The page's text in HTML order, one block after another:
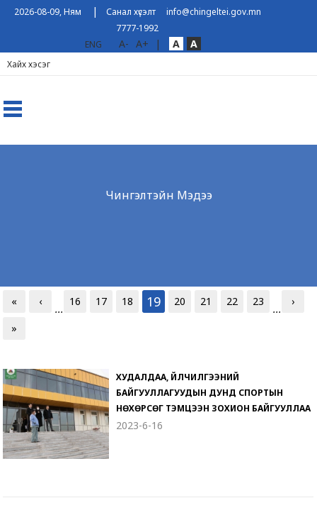
2026-08-09, Ням | Санал хүсэлт
info@chingeltei.gov.mn
7777-1992
ENG
A- A+ | A A
Чингэлтэйн Мэдээ
« ‹
...
16 17 18 19 20 21 22 23
...
›
»
ХУДАЛДАА, ҮЙЛЧИЛГЭЭНИЙ
БАЙГУУЛЛАГУУДЫН ДУНД СПОРТЫН
НӨХӨРСӨГ ТЭМЦЭЭН ЗОХИОН БАЙГУУЛЛАА
2023-6-16